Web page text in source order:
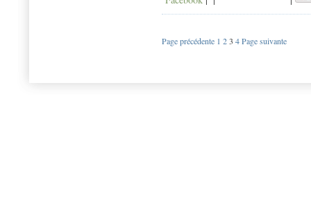
Page précédente 1 23 4Page suivante